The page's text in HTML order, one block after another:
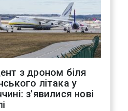
з дроном біля
літака у
з'явилися нові